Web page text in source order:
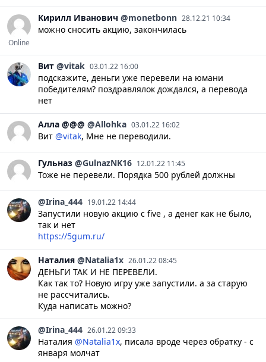
Online
Кирилл Иванович @monetbonn 28.12.21 10:34
можно сносить акцию, закончилась
Вит @vitak 03.01.22 16:00
подскажите, деньги уже перевели на юмани
победителям? поздравлялок дождался, а перевода
нет
Алла @@@ @Allohka 03.01.22 16:02
Вит @vitak, Мне не переводили.
Гульназ @GulnazNK16 12.01.22 11:45
Тоже не перевели. Порядка 500 рублей должны
@Irina_444 19.01.22 14:44
Запустили новую акцию с five , а денег как не было,
так и нет
https://5gum.ru/
Наталия @Natalia1x 26.01.22 08:45
ДЕНЬГИ ТАК И НЕ ПЕРЕВЕЛИ.
Как так то? Новую игру уже запустили. а за старую
не рассчитались.
Куда написать можно?
@Irina_444 26.01.22 09:33
Наталия @Natalia1x, писала вроде через обратку - с
января молчат